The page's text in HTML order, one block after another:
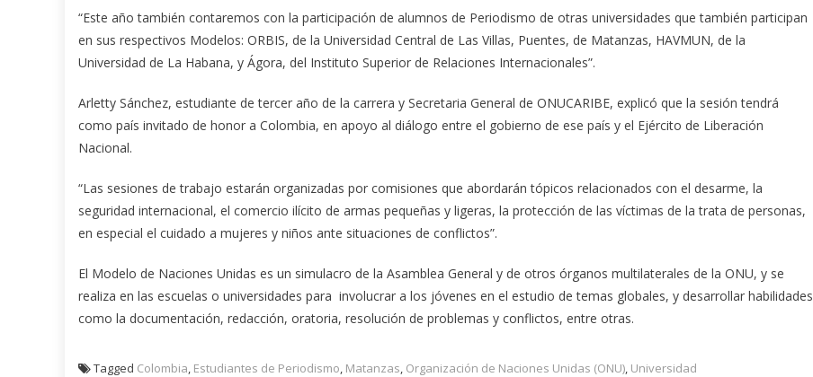
“Este año también contaremos con la participación de alumnos de Periodismo de otras universidades que también participan
en sus respectivos Modelos: ORBIS, de la Universidad Central de Las Villas, Puentes, de Matanzas, HAVMUN, de la
Universidad de La Habana, y Ágora, del Instituto Superior de Relaciones Internacionales”.
Arletty Sánchez, estudiante de tercer año de la carrera y Secretaria General de ONUCARIBE, explicó que la sesión tendrá
como país invitado de honor a Colombia, en apoyo al diálogo entre el gobierno de ese país y el Ejército de Liberación
Nacional.
“Las sesiones de trabajo estarán organizadas por comisiones que abordarán tópicos relacionados con el desarme, la
seguridad internacional, el comercio ilícito de armas pequeñas y ligeras, la protección de las víctimas de la trata de personas,
en especial el cuidado a mujeres y niños ante situaciones de conflictos”.
El Modelo de Naciones Unidas es un simulacro de la Asamblea General y de otros órganos multilaterales de la ONU, y se
realiza en las escuelas o universidades para involucrar a los jóvenes en el estudio de temas globales, y desarrollar habilidades
como la documentación, redacción, oratoria, resolución de problemas y conflictos, entre otras.
Tagged Colombia, Estudiantes de Periodismo, Matanzas, Organización de Naciones Unidas (ONU), Universidad